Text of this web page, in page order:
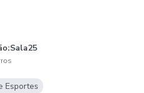
Esportes